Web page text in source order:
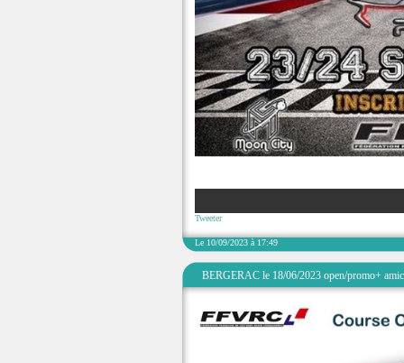
Tweeter
Le 10/09/2023 à 17:49
BERGERAC le 18/06/2023 open/promo+